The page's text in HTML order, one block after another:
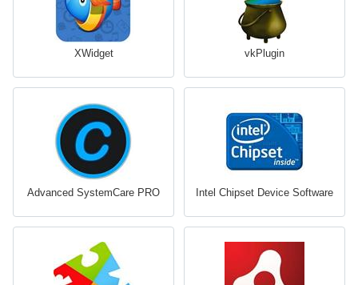
XWidget vkPlugin
Advanced SystemCare PRO Intel Chipset Device Software